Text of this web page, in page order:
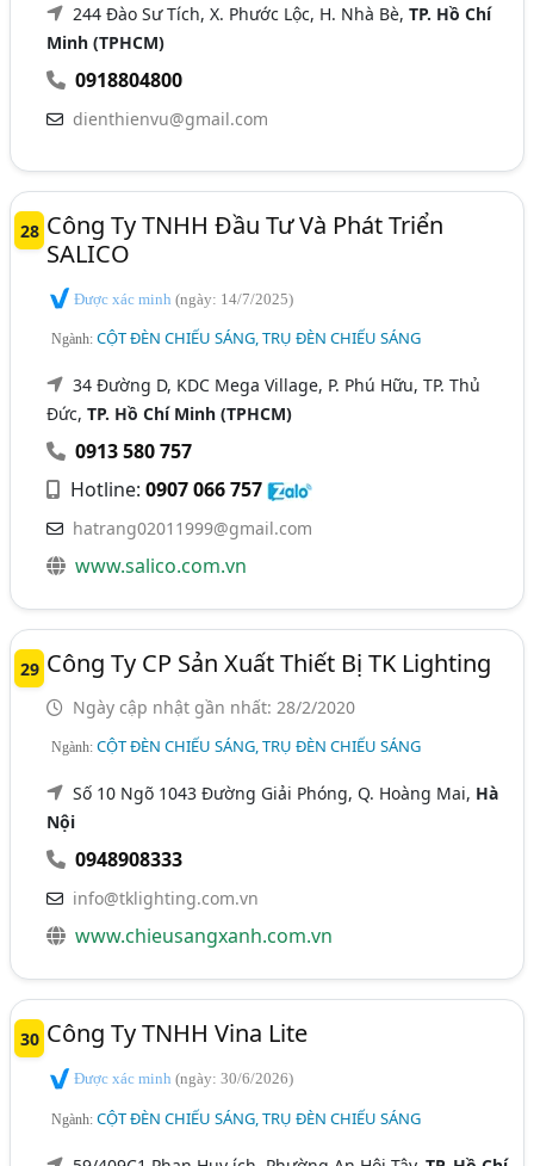
244 Đào Sư Tích, X. Phước Lộc, H. Nhà Bè,TP. Hồ Chí
Minh (TPHCM)
0918804800
dienthienvu@gmail.com
28 Công Ty TNHH Đầu Tư Và Phát Triển
SALICO
Được xác minh(ngày: 14/7/2025)
Ngành:CỘT ĐÈN CHIẾU SÁNG, TRỤ ĐÈN CHIẾU SÁNG
34 Đường D, KDC Mega Village, P. Phú Hữu, TP. Thủ
Đức,TP. Hồ Chí Minh (TPHCM)
0913 580 757
Hotline:0907 066 757
hatrang02011999@gmail.com
www.salico.com.vn
29 Công Ty CP Sản Xuất Thiết Bị TK Lighting
Ngày cập nhật gần nhất: 28/2/2020
Ngành:CỘT ĐÈN CHIẾU SÁNG, TRỤ ĐÈN CHIẾU SÁNG
Số 10 Ngõ 1043 Đường Giải Phóng, Q. Hoàng Mai, Hà
Nội
0948908333
info@tklighting.com.vn
www.chieusangxanh.com.vn
30 Công Ty TNHH Vina Lite
Được xác minh(ngày: 30/6/2026)
Ngành:CỘT ĐÈN CHIẾU SÁNG, TRỤ ĐÈN CHIẾU SÁNG